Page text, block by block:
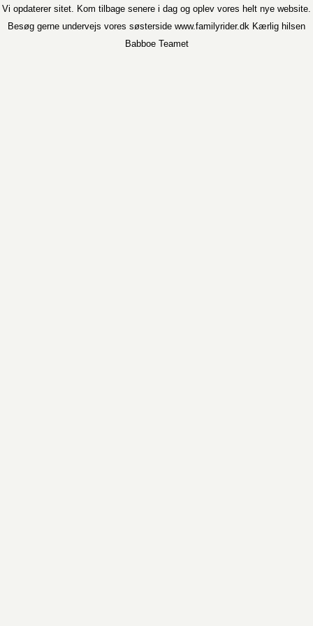
Vi opdaterer sitet. Kom tilbage senere i dag og oplev vores helt nye website.
Besøg gerne undervejs vores søsterside www.familyrider.dk Kærlig hilsen
Babboe Teamet